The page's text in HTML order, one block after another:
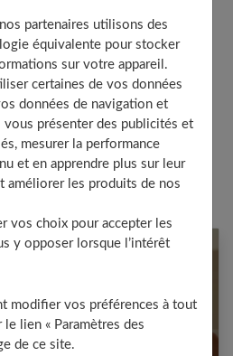
partenaires utilisons des
équivalente pour stocker
sur votre appareil.
certaines de vos données
données de navigation et
vous présenter des publicités et
mesurer la performance
et en apprendre plus sur leur
améliorer les produits de nos
vos choix pour accepter les
y opposer lorsque l’intérêt
modifier vos préférences à tout
lien « Paramètres des
de ce site.